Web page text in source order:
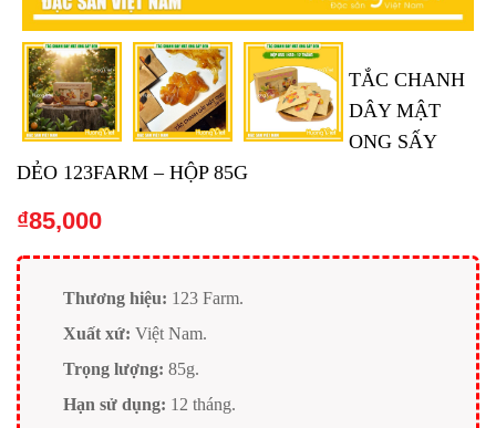
TẮC CHANH
DÂY MẬT
ONG SẤY
DẺO 123FARM – HỘP 85G
₫85,000
Thương hiệu: 123 Farm.
Xuất xứ: Việt Nam.
Trọng lượng: 85g.
Hạn sử dụng: 12 tháng.